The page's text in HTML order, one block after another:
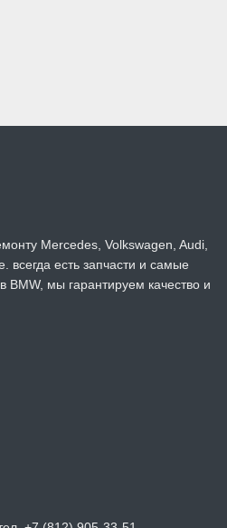
Mercedes, Volkswagen, Audi,
всегда есть запчасти и самые
BMW, мы гарантируем качество и